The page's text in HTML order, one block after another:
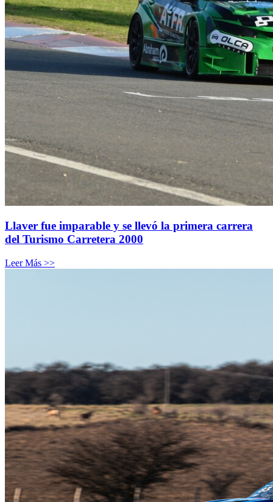
Llaver fue imparable y se llevó la primera carrera
del Turismo Carretera 2000
Leer Más >>